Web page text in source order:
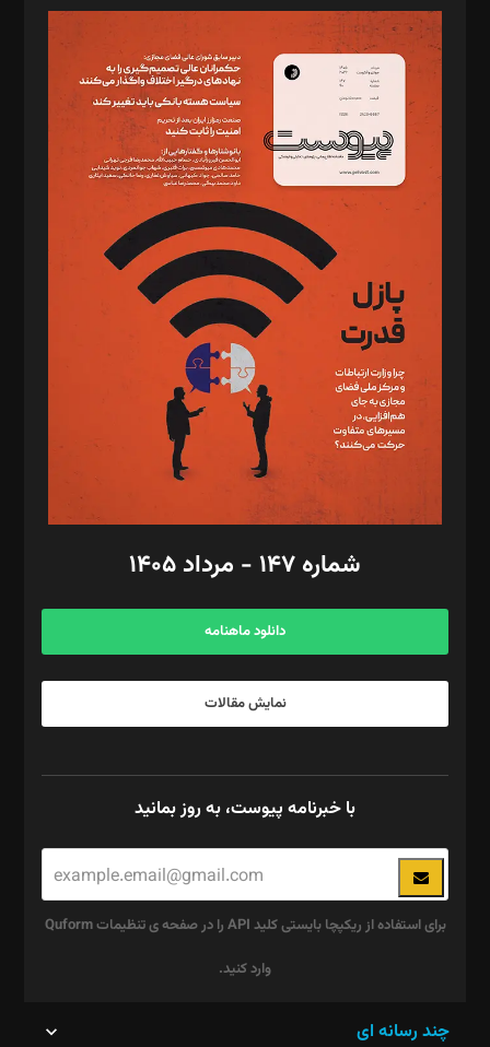
مدیر مسئول: محمدباقر اثنی‌عشری
سردبیر: مهرک محمودی
دبیر تحریریه: میثم قاسمی
د‌بیر ناداستان: سمانه سمیع
د‌بیر خدمت و تجارت: ابوالفضل رجبی
د‌بیر حقوق فناوری: حسام‌الدین ایپکچی
د‌بیر پیوست جهان: مینا پاکدل
د‌بیر تحریریه آنلاین: بابک نقاش
تحریریه‌: مجتبی محمود‌ی، آرش برهمند، یسنا امان‌پور، سروش کرمیان،
مصطفی مسجدی آرانی، ابوالفضل رجبی، زهرا فکرانه، فائزه فتحی
رستمی،مصطفی باستان
ویرایش: نگار استاد‌‌آقا
طراح یونیفرم: مجید توکلی
فیلمبرداری و عکاسی: امیر شفیعی، مانی لطفی زاده
گرافیک و صفحه‌آرایی: سید‌سبحان‌علی ثابت
مد‌یر توسعه تجاری: کامبیز برید‌
امور مالی: شاپور رهبری، محمد‌ کاظمی‌نیا
آگهی و مشترکین: ۰۹۱۹۹۹۹۰۴۵۴
شماره ۱۴۷ - مرداد ۱۴۰۵
دانلود ماهنامه
نمایش مقالات
با خبرنامه پیوست، به روز بمانید
برای استفاده از ریکپچا بایستی کلید API را در صفحه ی تنظیمات Quform
وارد کنید.
چند رسانه ای